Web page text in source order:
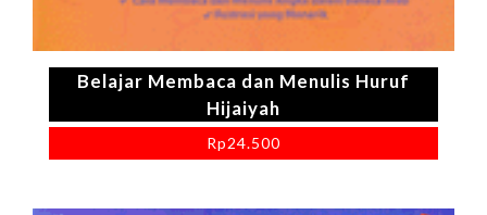
Belajar Membaca dan Menulis Huruf
Hijaiyah
Rp24.500